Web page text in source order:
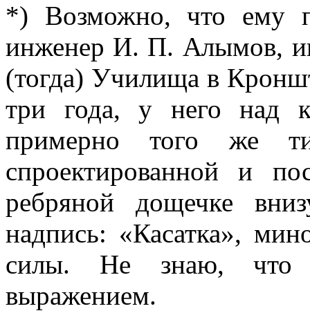
*) Возможно, что ему
инженер И. П. Алымов,
(тогда) Училища в
три года, у него над
примерно того же
спроектированной и
ребряной дощечке
надпись: «Касатка»,
силы. Не знаю, что
выражением.